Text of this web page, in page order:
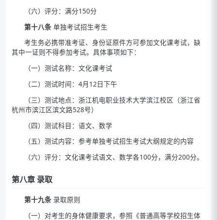
（六）评分：满分150分
第十八条单独考试招生考生
考生务必携带准考证、身份证原件方可参加文化课考试，缺
其中一证则不得参加考试。具体事项如下：
（一）测试名称：文化课考试
（二）测试时间：4月12日下午
（三）测试地点：浙江机电职业技术大学滨江校区（浙江省
杭州市滨江区滨文路528号）
（四）测试科目：语文、数学
（五）测试内容：参考单独考试招生考试大纲规定的内容
（六）评分：文化课考试语文、数学各100分，满分200分。
第八章 录取
第十九条录取原则
（一）对考生的身体健康要求，参照《普通高等学校招生体